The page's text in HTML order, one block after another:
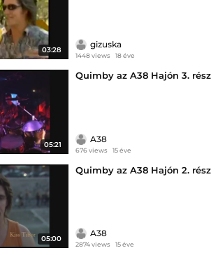
03:28
gizuska
1448 views 18 éve
05:21
Quimby az A38 Hajón 3. rész
A38
676 views 15 éve
05:00
Quimby az A38 Hajón 2. rész
A38
2874 views 15 éve